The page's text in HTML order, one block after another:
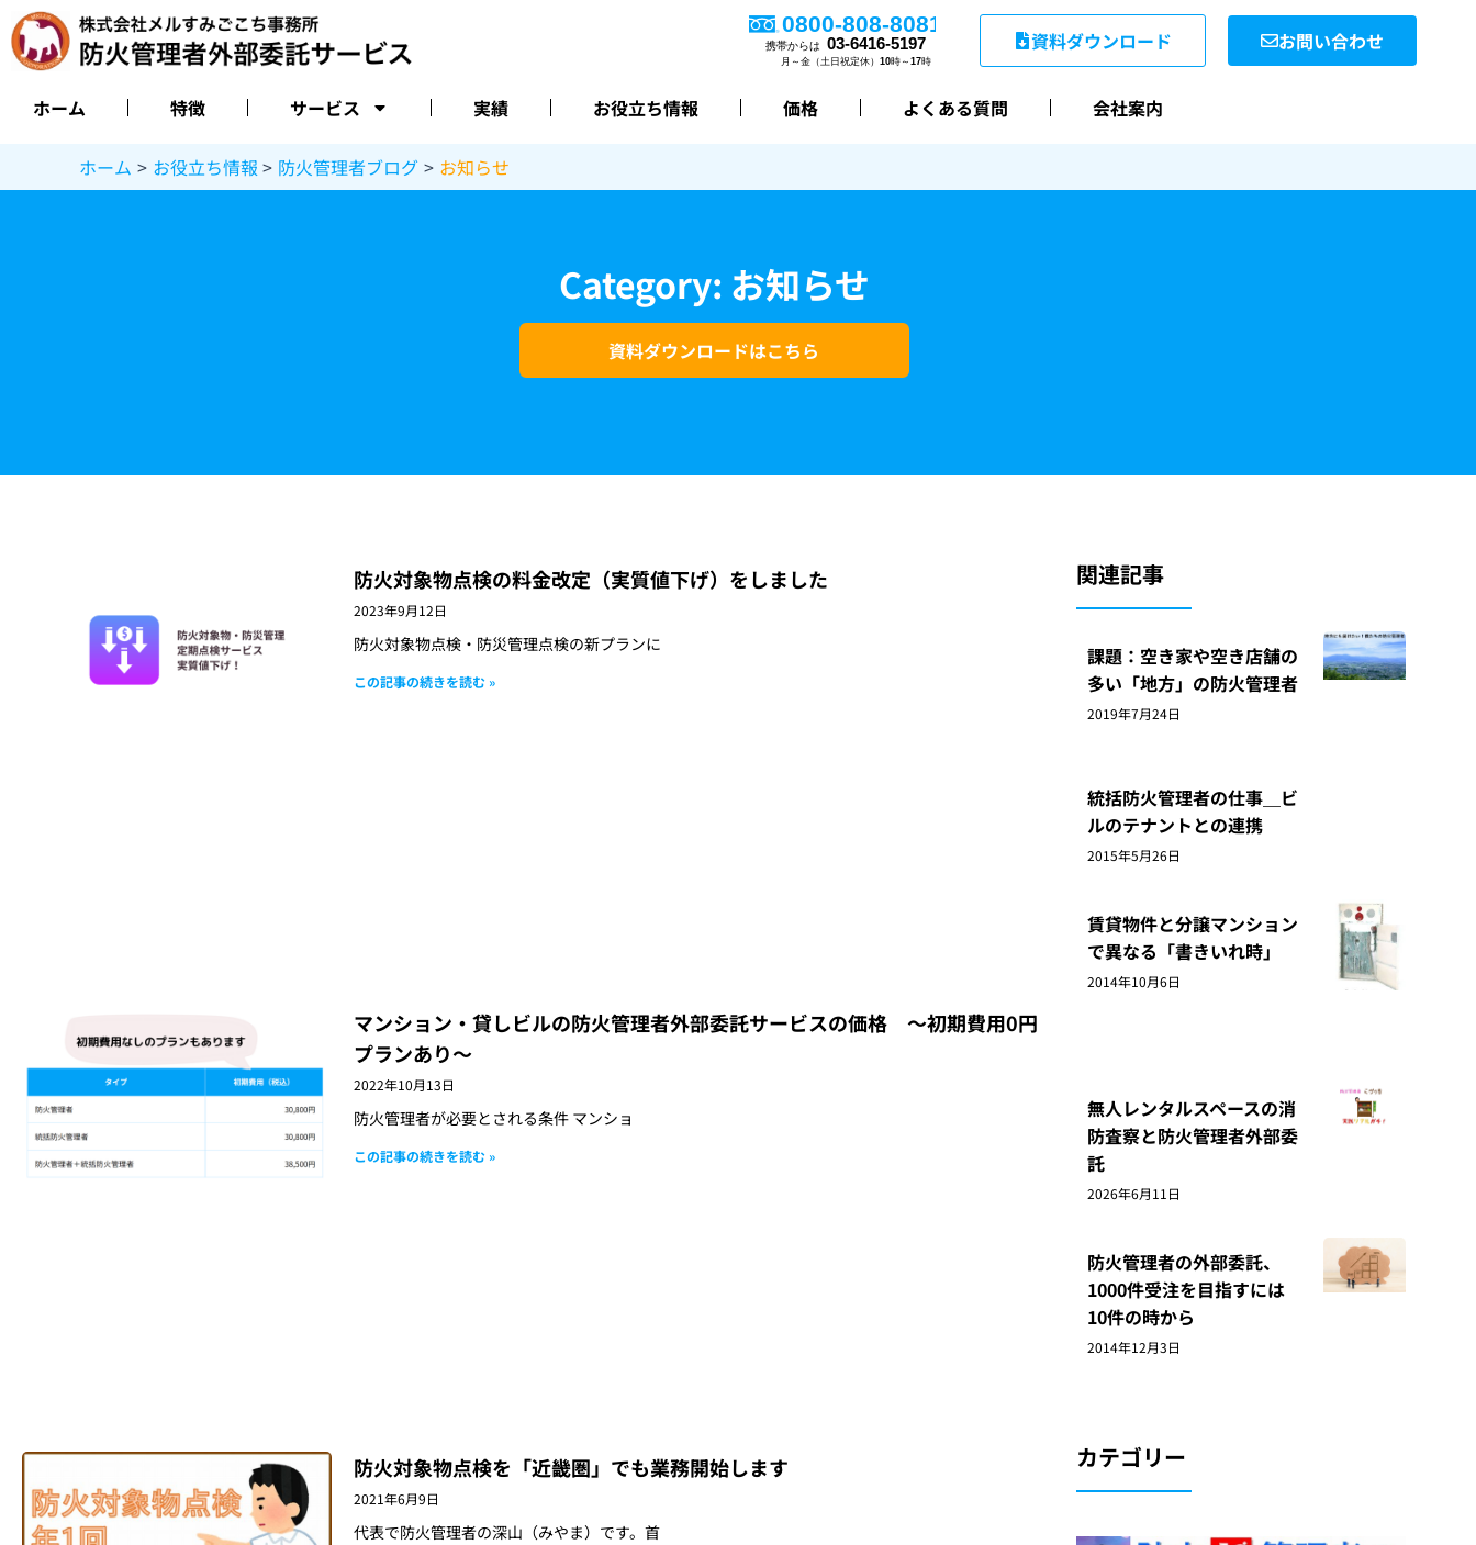
容
を
資料ダウンロード お問い合わせ
ホーム 特徴 サービス 実績 お役立ち情報 価格 よくある質問 会社案内
ホーム お役立ち情報 防火管理者ブログ お知らせ
Category: お知らせ
資料ダウンロードはこちら
防火対象物点検の料金改定（実質値下げ）をしました
2023年9月12日
防火対象物点検・防災管理点検の新プランに
この記事の続きを読む »
マンション・貸しビルの防火管理者外部委託サービスの価格 ～初期費用0円
プランあり～
2022年10月13日
防火管理者が必要とされる条件​ マンショ
この記事の続きを読む »
防火対象物点検を「近畿圏」でも業務開始します
2021年6月9日
代表で防火管理者の深山（みやま）です。首
ペ
ー
ペ
ペ
ペ
関連記事
課題：空き家や空き店舗の
多い「地方」の防火管理者
2019年7月24日
統括防火管理者の仕事＿ビ
ルのテナントとの連携
2015年5月26日
賃貸物件と分譲マンション
で異なる「書きいれ時」
2014年10月6日
無人レンタルスペースの消
防査察と防火管理者外部委
託
2026年6月11日
防火管理者の外部委託、
1000件受注を目指すには
10件の時から
2014年12月3日
カテゴリー